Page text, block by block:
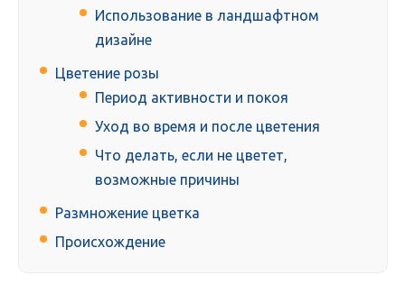
Использование в ландшафтном
дизайне
Цветение розы
Период активности и покоя
Уход во время и после цветения
Что делать, если не цветет,
возможные причины
Размножение цветка
Происхождение